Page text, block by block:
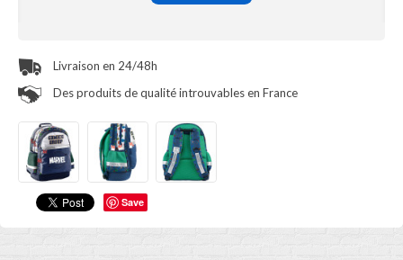
Save
Livraison en 24/48h
Des produits de qualité introuvables en France